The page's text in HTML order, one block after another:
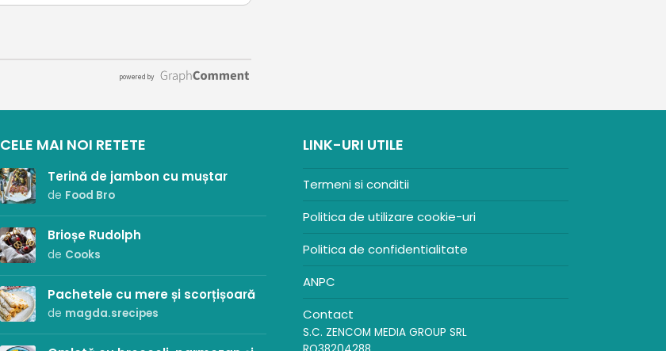
CELE MAI NOI RETETE
Terină de jambon cu muștar
de Food Bro
Brioșe Rudolph
de Cooks
Pachetele cu mere și scorțișoară
de magda.srecipes
LINK-URI UTILE
Termeni si conditii
Politica de utilizare cookie-uri
Politica de confidentialitate
ANPC
Contact
S.C. ZENCOM MEDIA GROUP SRL